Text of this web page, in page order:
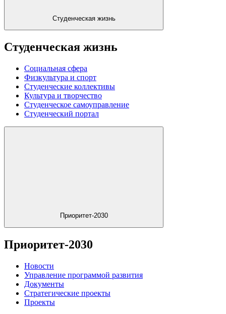
Студенческая жизнь
Студенческая жизнь
Социальная сфера
Физкультура и спорт
Студенческие коллективы
Культура и творчество
Студенческое самоуправление
Студенческий портал
Приоритет-2030
Приоритет-2030
Новости
Управление программой развития
Документы
Стратегические проекты
Проекты